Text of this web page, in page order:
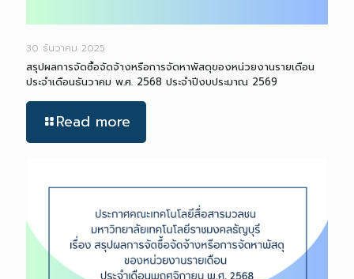
30 ธันวาคม 2025
สรุปผลการจัดซื้อจัดจ้างหรือการจัดหาพัสดุของหน่วยงานรายเดือน
ประจำเดือนธันวาคม พ.ศ. 2568 ประจำปีงบประมาณ 2569
Read more